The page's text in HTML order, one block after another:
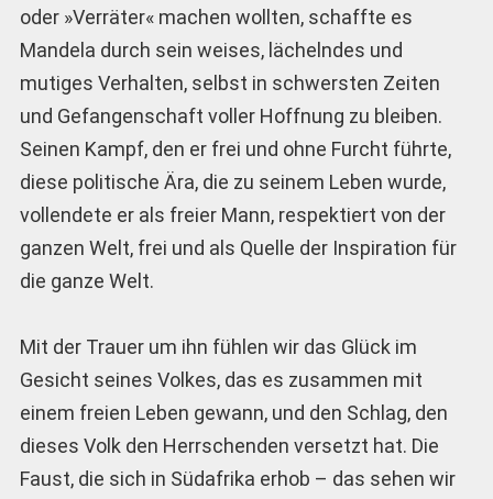
oder »Verräter« machen wollten, schaffte es
Mandela durch sein weises, lächelndes und
mutiges Verhalten, selbst in schwersten Zeiten
und Gefangenschaft voller Hoffnung zu bleiben.
Seinen Kampf, den er frei und ohne Furcht führte,
diese politische Ära, die zu seinem Leben wurde,
vollendete er als freier Mann, respektiert von der
ganzen Welt, frei und als Quelle der Inspiration für
die ganze Welt.
Mit der Trauer um ihn fühlen wir das Glück im
Gesicht seines Volkes, das es zusammen mit
einem freien Leben gewann, und den Schlag, den
dieses Volk den Herrschenden versetzt hat. Die
Faust, die sich in Südafrika erhob – das sehen wir